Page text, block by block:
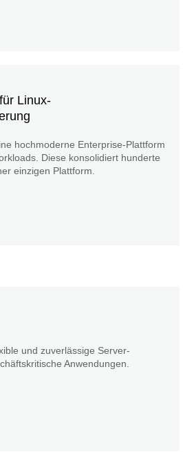
Linux-
hochmoderne Enterprise-Plattform
Diese konsolidiert hunderte
einzigen Plattform.
und zuverlässige Server-
Anwendungen.